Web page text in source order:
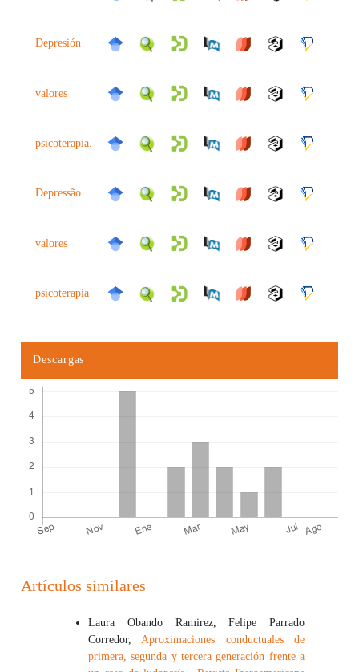
Depresión
valores
psicoterapia.
Depressão
valores
psicoterapia
Descargas
Detalles del artículo
Artículos similares
Laura Obando Ramirez, Felipe Parrado
Corredor,Aproximaciones conductuales de
primera, segunda y tercera generación frente a